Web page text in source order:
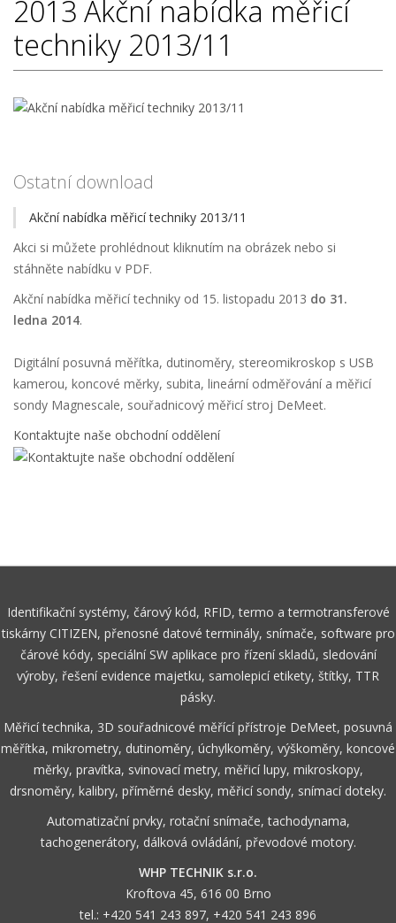
2013 Akční nabídka měřicí
techniky 2013/11
Ostatní download
Akční nabídka měřicí techniky 2013/11
Akci si můžete prohlédnout kliknutím na obrázek nebo si
stáhněte nabídku v PDF.
Akční nabídka měřicí techniky od 15. listopadu 2013 do 31.
ledna 2014.
Digitální posuvná měřítka, dutinoměry, stereomikroskop s USB
kamerou, koncové měrky, subita, lineární odměřování a měřicí
sondy Magnescale, souřadnicový měřicí stroj DeMeet.
Kontaktujte naše obchodní oddělení
Identifikační systémy, čárový kód, RFID, termo a termotransferové
tiskárny CITIZEN, přenosné datové terminály, snímače, software pro
čárové kódy, speciální SW aplikace pro řízení skladů, sledování
výroby, řešení evidence majetku, samolepicí etikety, štítky, TTR
pásky.
Měřicí technika, 3D souřadnicové měřící přístroje DeMeet, posuvná
měřítka, mikrometry, dutinoměry, úchylkoměry, výškoměry, koncové
měrky, pravítka, svinovací metry, měřicí lupy, mikroskopy,
drsnoměry, kalibry, příměrné desky, měřicí sondy, snímací doteky.
Automatizační prvky, rotační snímače, tachodynama,
tachogenerátory, dálková ovládání, převodové motory.
WHP TECHNIK s.r.o.
Kroftova 45, 616 00 Brno
tel.: +420 541 243 897, +420 541 243 896